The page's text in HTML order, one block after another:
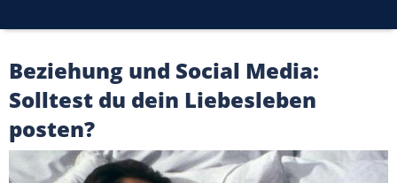
Beziehung und Social Media:
Solltest du dein Liebesleben
posten?